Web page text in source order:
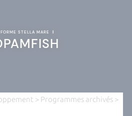
STELLA MARE |
> Programmes archivés>